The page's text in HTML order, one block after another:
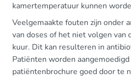
kamertemperatuur kunnen
Veelgemaakte fouten zijn onder
van doses of het niet volgen van
kuur. Dit kan resulteren in
Patiënten worden
patiëntenbrochure goed door te